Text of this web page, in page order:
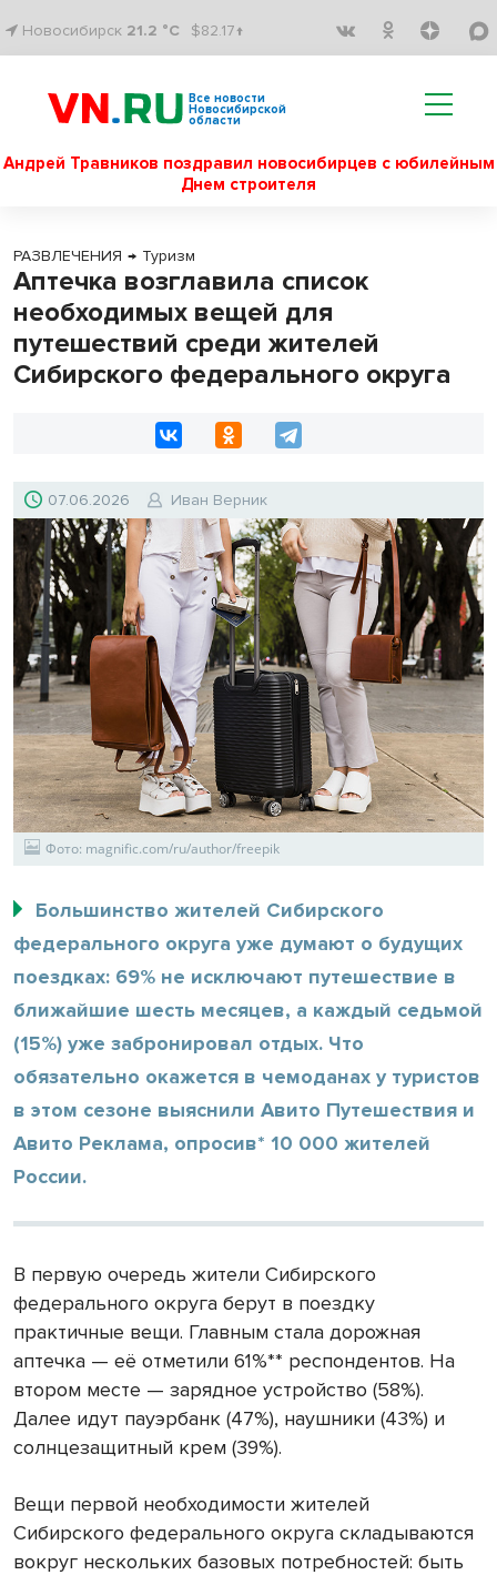
Новосибирск 21.2 °C $82.17↑
Все новости
Новосибирской
области
Андрей Травников поздравил новосибирцев с юбилейным
Днем строителя
РАЗВЛЕЧЕНИЯ → Туризм
Аптечка возглавила список
необходимых вещей для
путешествий среди жителей
Сибирского федерального округа
07.06.2026 Иван Верник
Фото: magnific.com/ru/author/freepik
Большинство жителей Сибирского
федерального округа уже думают о будущих
поездках: 69% не исключают путешествие в
ближайшие шесть месяцев, а каждый седьмой
(15%) уже забронировал отдых. Что
обязательно окажется в чемоданах у туристов
в этом сезоне выяснили Авито Путешествия и
Авито Реклама, опросив* 10 000 жителей
России.
В первую очередь жители Сибирского
федерального округа берут в поездку
практичные вещи. Главным стала дорожная
аптечка — её отметили 61%** респондентов. На
втором месте — зарядное устройство (58%).
Далее идут пауэрбанк (47%), наушники (43%) и
солнцезащитный крем (39%).
Вещи первой необходимости жителей
Сибирского федерального округа складываются
вокруг нескольких базовых потребностей: быть